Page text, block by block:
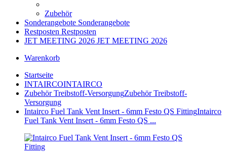
Zubehör
Sonderangebote Sonderangebote
Restposten Restposten
JET MEETING 2026 JET MEETING 2026
Warenkorb
Startseite
INTAIRCOINTAIRCO
Zubehör Treibstoff-VersorgungZubehör Treibstoff-
Versorgung
Intairco Fuel Tank Vent Insert - 6mm Festo QS FittingIntairco
Fuel Tank Vent Insert - 6mm Festo QS ...